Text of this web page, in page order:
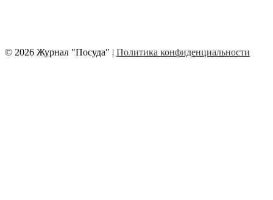
© 2026 Журнал "Посуда" | Политика конфиденциальности